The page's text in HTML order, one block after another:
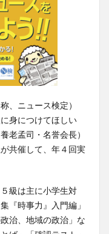
、ニュース検定）
身につけてほしい
老孟司・名誉会長）
共催して、年４回実
級は主に小学生対
『時事力』入門編」
治、地域の政治」な